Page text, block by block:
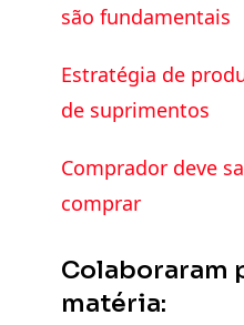
são fundamentais
Estratégia de
de suprimentos
Comprador deve
comprar
Colaboraram
matéria: